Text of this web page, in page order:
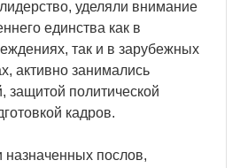
уделяли внимание
единства как в
так и в зарубежных
активно занимались
защитой политической
кадров.
назначенных послов,